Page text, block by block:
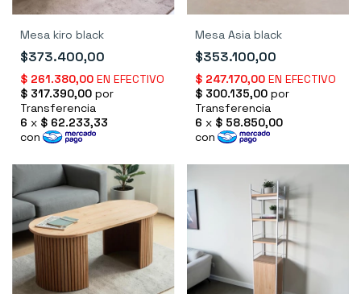
Mesa kiro black
$373.400,00
Mesa Asia black
$353.100,00